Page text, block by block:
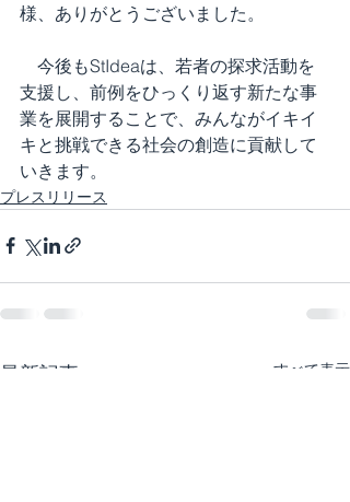
様、ありがとうございました。
今後もStIdeaは、若者の探求活動を
支援し、前例をひっくり返す新たな事
業を展開することで、みんながイキイ
キと挑戦できる社会の創造に貢献して
いきます。
プレスリリース
最新記事 すべて表示